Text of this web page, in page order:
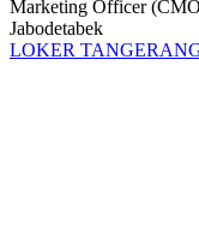
Marketing Officer
Jabodetabek
LOKER